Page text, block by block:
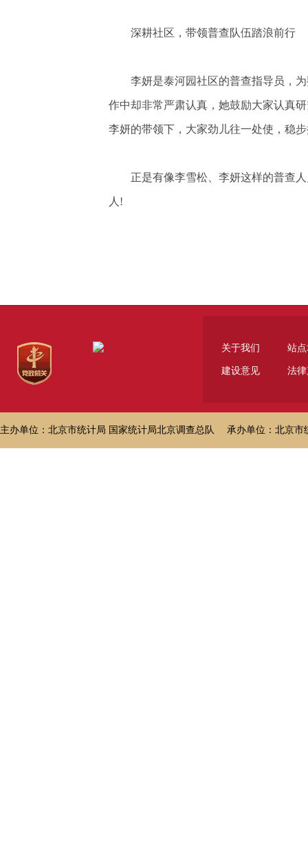
深耕社区，带领普查队伍踏浪前行
李妍是泰河园社区的普查指导员，
作中却非常严肃认真，她鼓励大家认真
李妍的带领下，大家劲儿往一处使，稳
正是有像李雪松、李妍这样的普查
人!
关于我们 站
建设意见 法
主办单位：北京市统计局 国家统计局北京调查总队 承办单位：北京市